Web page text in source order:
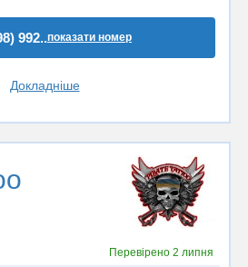
992..показати номер
Докладніше
Перевірено2 липня